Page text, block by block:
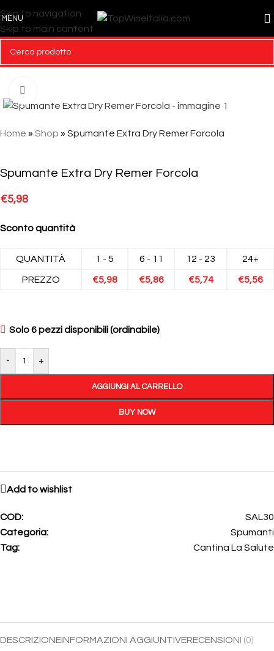
Skip to navigation
Skip to main content
MENU
Home » Shop » Spumante Extra Dry Remer Forcola
Spumante Extra Dry Remer Forcola
€5,98
Sconto quantità
QUANTITÀ 1 - 5 6 - 11 12 - 23 24+
PREZZO €5,98 €5,86 €5,74 €5,56
Solo 6 pezzi disponibili (ordinabile)
- +
AGGIUNGI AL CARRELLO
BUY NOW
Add to wishlist
COD:
SAL30
Categoria:
Spumanti
Tag:
Cantina La Salute
DESCRIZIONEINFORMAZIONI AGGIUNTIVERECENSIONI (0)